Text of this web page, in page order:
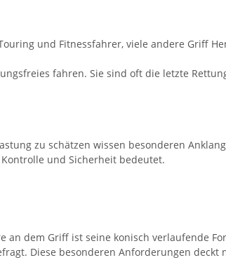
und Fitnessfahrer, viele andere Griff
fahren. Sie sind oft die letzte
zu schätzen wissen besonderen
und Sicherheit bedeutet.
dem Griff ist seine konisch verlaufende
Diese besonderen Anforderungen deckt